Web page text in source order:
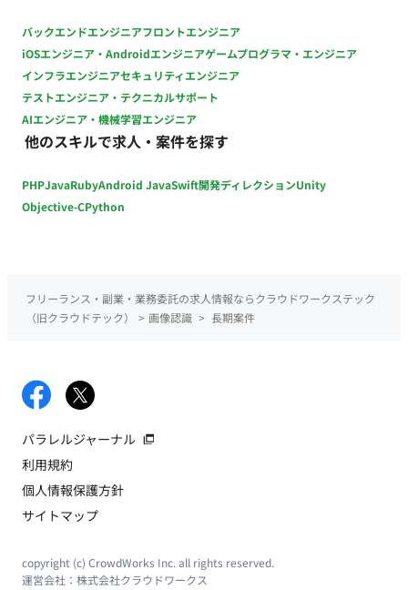
バックエンドエンジニアフロントエンジニア
iOSエンジニア・Androidエンジニアゲームプログラマ・エンジニア
インフラエンジニアセキュリティエンジニア
テストエンジニア・テクニカルサポート
AIエンジニア・機械学習エンジニア
他のスキルで求人・案件を探す
PHPJavaRubyAndroid JavaSwift開発ディレクションUnity
Objective-CPython
フリーランス・副業・業務委託の求人情報ならクラウドワークステック
（旧クラウドテック）
> 画像認識 > 長期案件
パラレルジャーナル
利用規約
個人情報保護方針
サイトマップ
copyright (c) CrowdWorks Inc. all rights reserved.
運営会社： 株式会社クラウドワークス